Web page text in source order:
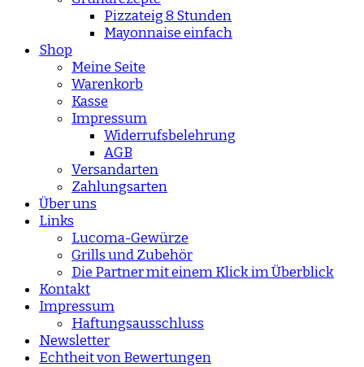
Pizzateig 8 Stunden
Mayonnaise einfach
Shop
Meine Seite
Warenkorb
Kasse
Impressum
Widerrufsbelehrung
AGB
Versandarten
Zahlungsarten
Über uns
Links
Lucoma-Gewürze
Grills und Zubehör
Die Partner mit einem Klick im Überblick
Kontakt
Impressum
Haftungsausschluss
Newsletter
Echtheit von Bewertungen